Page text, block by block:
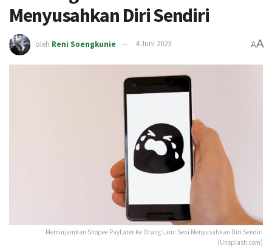
Menyusahkan Diri Sendiri
oleh Reni Soengkunie 4 Juni 2023 AA
Meminjamkan Shopee PayLater ke Orang Lain: Seni Menyusahkan Diri Sendiri
(Unsplash.com)